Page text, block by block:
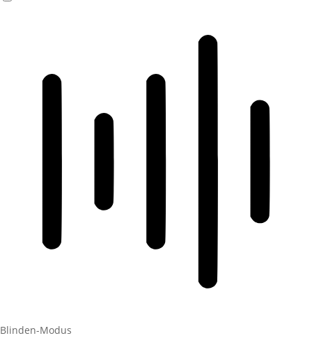
Blinden-Modus